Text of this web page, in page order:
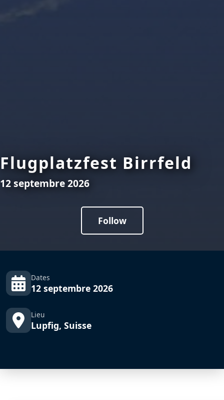
Flugplatzfest Birrfeld
12 septembre 2026
Follow
Dates
12 septembre 2026
Lieu
Lupfig, Suisse